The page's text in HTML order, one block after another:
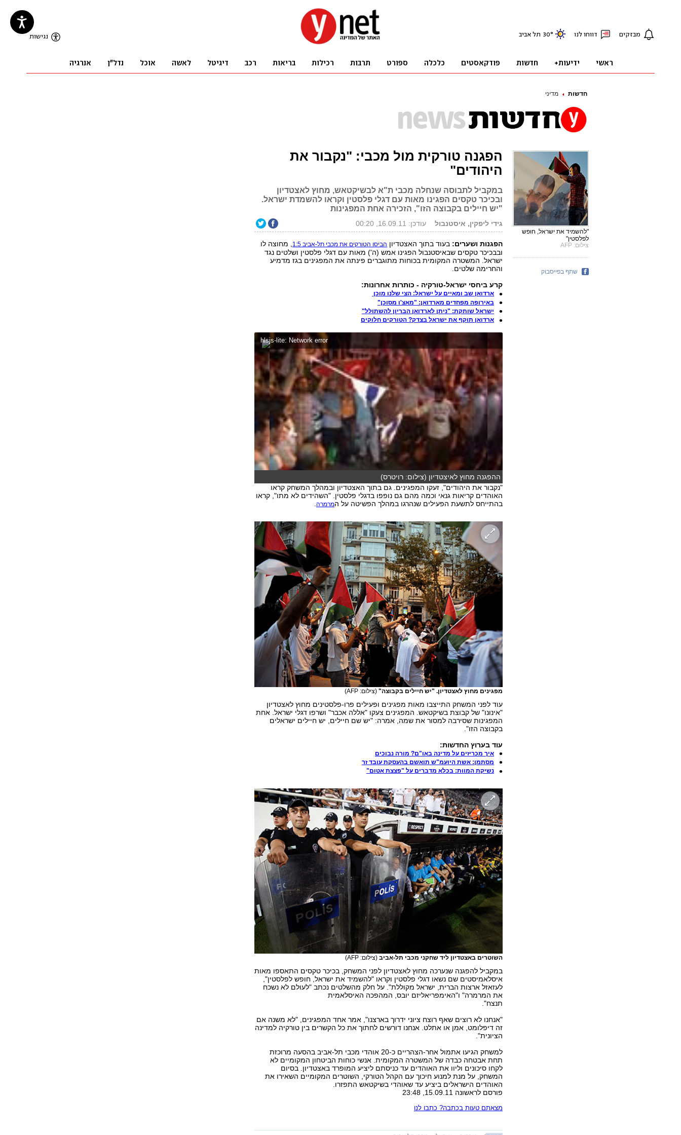
חדשות מדיני
הפגנה טורקית מול מכבי: "נקבור את
היהודים"
במקביל לתבוסה שנחלה מכבי ת"א לבשיקטאש, מחוץ לאצטדיון
ובכיכר טקסים הפגינו מאות עם דגלי פלסטין וקראו להשמדת ישראל.
"יש חיילים בקבוצה הזו", הזכירה אחת המפגינות
גידי ליפקין, איסטנבול עודכן: 16.09.11, 00:20
הפגנות ושערים: בעוד בתוך האצטדיון הביסו הטורקים את מכבי תל-אביב 1:5
, מחוצה לו
ובבכיכר טקסים שבאיסטנבול הפגינו אמש (ה') מאות עם דגלי פלסטין ושלטים נגד
ישראל. המשטרה המקומית בכוחות מתוגברים פינתה את המפגינים בגז מדמיע
והחרימה שלטים.
קרע ביחסי ישראל-טורקיה - כותרות אחרונות:
ארדואן שב ומאיים על ישראל: הצי שלנו מוכן
באירופה מפחדים מארדואן: "מאצ'ו מסוכן"
ישראל שותקת: "ניתן לארדואן הבריון להשתולל"
ארדואן תוקף את ישראל בצדק? הטורקים חלוקים
hlsjs-lite: Network error
ההפגנה מחוץ לאיצטדיון (צילום: רויטרס)
"נקבור את היהודים", זעקו המפגינים. גם בתוך האצטדיון ובמהלך המשחק קראו
האוהדים קריאות גנאי וכמה מהם גם נופפו בדגלי פלסטין. "השהידים לא מתו", קראו
בהתייחס לתשעת הפעילים שנהרגו במהלך הפשיטה על המרמרה.
מפגינים מחוץ לאצטדיון. "יש חיילים בקבוצה" (צילום: AFP)
עוד לפני המשחק התייצבו מאות מפגינים ופעילים פרו-פלסטינים מחוץ לאצטדיון
"אינונו" של קבוצת בשיקטאש. המפגינים צעקו "אללה אכבר" ושרפו דגלי ישראל. אחת
המפגינות שסירבה למסור את שמה, אמרה: "יש שם חיילים, יש חיילים ישראלים
בקבוצה הזו".
עוד בערוץ החדשות:
איך מכריזים על מדינה באו"ם? מורה נבוכים
מסתמן: אשת היועמ"ש תואשם בהעסקת עובד זר
נשיקת המוות: בכלא מדברים על "פצצת אטום"
השוטרים באצטדיון ליד שחקני מכבי תל-אביב (צילום: AFP)
במקביל להפגנה שנערכה מחוץ לאצטדיון לפני המשחק, בכיכר טקסים התאספו מאות
איסלאמיסטים שם נשאו דגלי פלסטין וקראו "להשמיד את ישראל, חופש לפלסטין",
לעזאזל ארצות הברית, ישראל מקוללת". על חלק מהשלטים נכתב "לעולם לא נשכח
את המרמרה" ו"האימפריאליזם יובס, המהפכה האיסלאמית
תנצח".
"אנחנו לא רוצים שאף רוצח ציוני ידרוך בארצנו", אמר אחד המפגינים, "לא משנה אם
זה דיפלומט, אמן או אתלט. אנחנו דורשים לחתוך את כל הקשרים בין טורקיה למדינה
הציונית".
למשחק הגיעו אתמול אחר-הצהריים כ-20 אוהדי מכבי תל-אביב בהסעה מרוכזת
תחת אבטחה כבדה של המשטרה המקומית. אנשי כוחות הביטחון המקומיים לא
לקחו סיכונים וליוו את האוהדים עד כניסתם ליציע המופרד באצטדיון. בסיום
המשחק, על מנת למנוע חיכוך עם הקהל הטורקי, השוטרים המקומיים השאירו את
האוהדים הישראלים ביציע עד שאוהדי בשיקטאש התפזרו.
פורסם לראשונה 15.09.11, 23:48
מצאתם טעות בכתבה? כתבו לנו
"להשמיד את ישראל, חופש
לפלסטין"
צילום: AFP
שתף בפייסבוק